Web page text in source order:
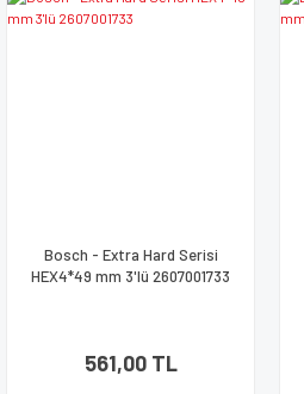
Bosch - Extra Hard Serisi
HEX4*49 mm 3'lü 2607001733
561,00 TL